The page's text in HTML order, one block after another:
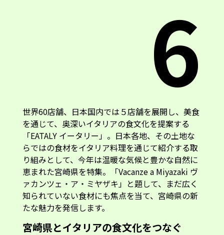
6
世界60店舗、日本国内では５店舗を展開し、美食
を通じて、奥深いイタリアの食文化を提案する
「EATALY イータリー」。日本各地、その土地な
らではの食材をイタリア料理を通じて紹介する取
り組みとして、今年は温暖な気候と豊かな自然に
恵まれた宮崎県を特集。「Vacanze a Miyazaki ヴ
ァカンツェ・ア・ミヤザキ」と題して、まだ広く
知られていない食材にも焦点を当て、宮崎県の新
たな魅力を発信します。
宮崎県とイタリアの食文化をつなぐ